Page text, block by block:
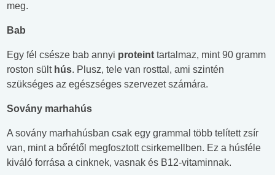
meg.
Bab
Egy fél csésze bab annyi proteint tartalmaz, mint 90 gramm
roston sült hús. Plusz, tele van rosttal, ami szintén
szükséges az egészséges szervezet számára.
Sovány marhahús
A sovány marhahúsban csak egy grammal több telített zsír
van, mint a bőrétől megfosztott csirkemellben. Ez a húsféle
kiváló forrása a cinknek, vasnak és B12-vitaminnak.